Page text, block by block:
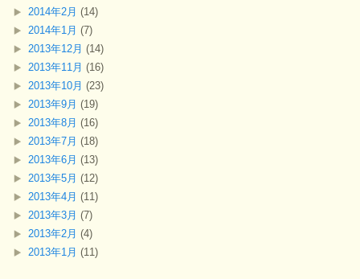
2014年2月 (14)
2014年1月 (7)
2013年12月 (14)
2013年11月 (16)
2013年10月 (23)
2013年9月 (19)
2013年8月 (16)
2013年7月 (18)
2013年6月 (13)
2013年5月 (12)
2013年4月 (11)
2013年3月 (7)
2013年2月 (4)
2013年1月 (11)